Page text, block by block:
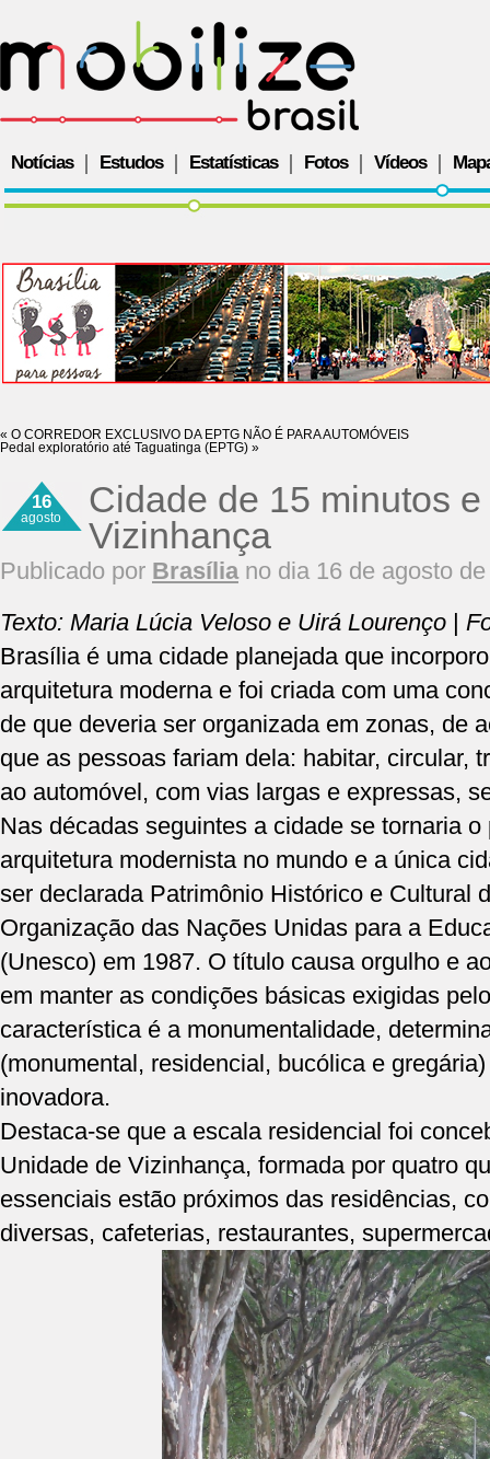
Notícias Estudos Estatísticas Fotos Vídeos
« O CORREDOR EXCLUSIVO DA EPTG NÃO É PARA AUTOMÓVEIS
Pedal exploratório até Taguatinga (EPTG) »
16
agosto
Cidade de 15 minutos
Vizinhança
Publicado por Brasíliano dia 16 de agosto
Texto: Maria Lúcia Veloso e Uirá Lourenço |
Brasília é uma cidade planejada que
arquitetura moderna e foi criada com uma
de que deveria ser organizada em zonas, de
que as pessoas fariam dela: habitar, circular,
ao automóvel, com vias largas e expressas,
Nas décadas seguintes a cidade se tornaria
arquitetura modernista no mundo e a única
ser declarada Patrimônio Histórico e Cultural
Organização das Nações Unidas para a
(Unesco) em 1987. O título causa orgulho e
em manter as condições básicas exigidas
característica é a monumentalidade,
(monumental, residencial, bucólica e
inovadora.
Destaca-se que a escala residencial foi
Unidade de Vizinhança, formada por quatro
essenciais estão próximos das residências,
diversas, cafeterias, restaurantes,